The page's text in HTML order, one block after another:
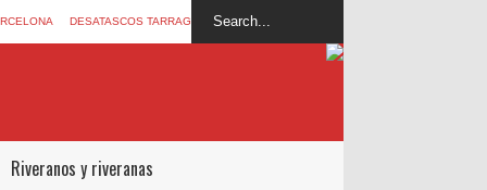
DESATASCOS TARRAGONA
Riveranos y riveranas